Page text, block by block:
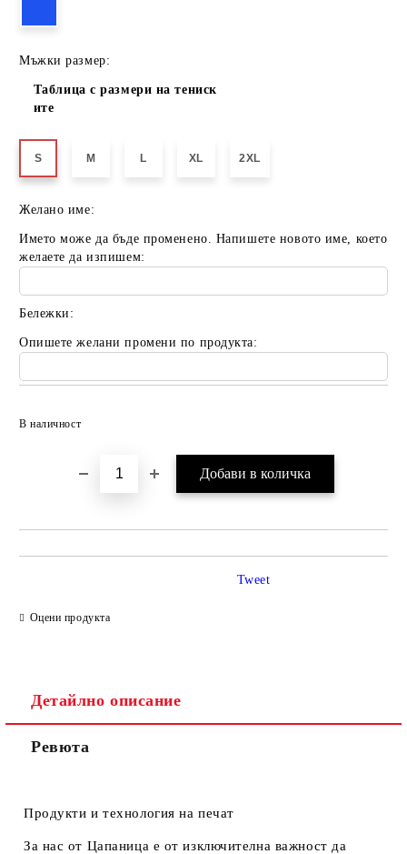
Мъжки размер:
Таблица с размери на тениск
ите
S M L XL 2XL
Желано име:
Името може да бъде променено. Напишете новото име, което
желаете да изпишем:
Бележки:
Опишете желани промени по продукта:
В наличност
Оцени продукта
Tweet
Детайлно описание
Ревюта
Продукти и технология на печат
За нас от Цапаница е от изключителна важност да